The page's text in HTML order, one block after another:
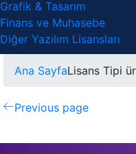
Grafik & Tasarım
Finans ve Muhasebe
Diğer Yazılım Lisansları
Ana SayfaLisans Tipi
Previous page